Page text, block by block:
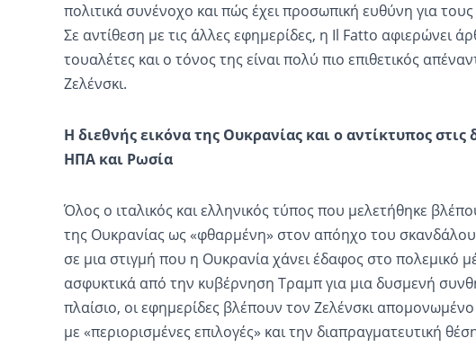
πολιτικά συνένοχο και πώς έχει προσωπική ευθύνη για
Σε αντίθεση με τις άλλες εφημερίδες, η Il Fatto αφιερώνει
τουαλέτες και ο τόνος της είναι πολύ πιο επιθετικός
Ζελένσκι.
Η διεθνής εικόνα της Ουκρανίας και ο αντίκτυπος στις
ΗΠΑ και Ρωσία
Όλος ο ιταλικός και ελληνικός τύπος που μελετήθηκε
της Ουκρανίας ως «φθαρμένη» στον απόηχο του
σε μια στιγμή που η Ουκρανία χάνει έδαφος στο πολεμικό
ασφυκτικά από την κυβέρνηση Τραμπ για μια δυσμενή
πλαίσιο, οι εφημερίδες βλέπουν τον Ζελένσκι
με «περιορισμένες επιλογές» και την διαπραγματευτική